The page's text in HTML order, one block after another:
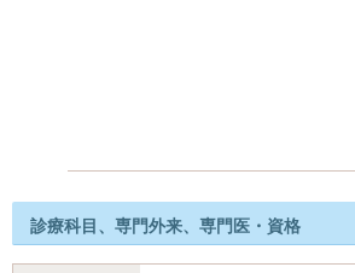
診療科目、専門外来、専門医・資格